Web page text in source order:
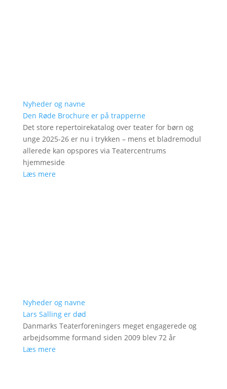
Nyheder og navne
Den Røde Brochure er på trapperne
Det store repertoirekatalog over teater for børn og
unge 2025-26 er nu i trykken – mens et bladremodul
allerede kan opspores via Teatercentrums
hjemmeside
Læs mere
Nyheder og navne
Lars Salling er død
Danmarks Teaterforeningers meget engagerede og
arbejdsomme formand siden 2009 blev 72 år
Læs mere